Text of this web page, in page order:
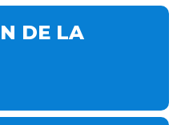
DE LA